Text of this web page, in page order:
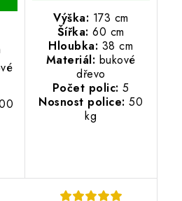
Výška: 173 cm
Šířka:60 cm
Hloubka: 38 cm
Materiál: bukové
dřevo
Počet polic: 5
Nosnost police: 50
kg